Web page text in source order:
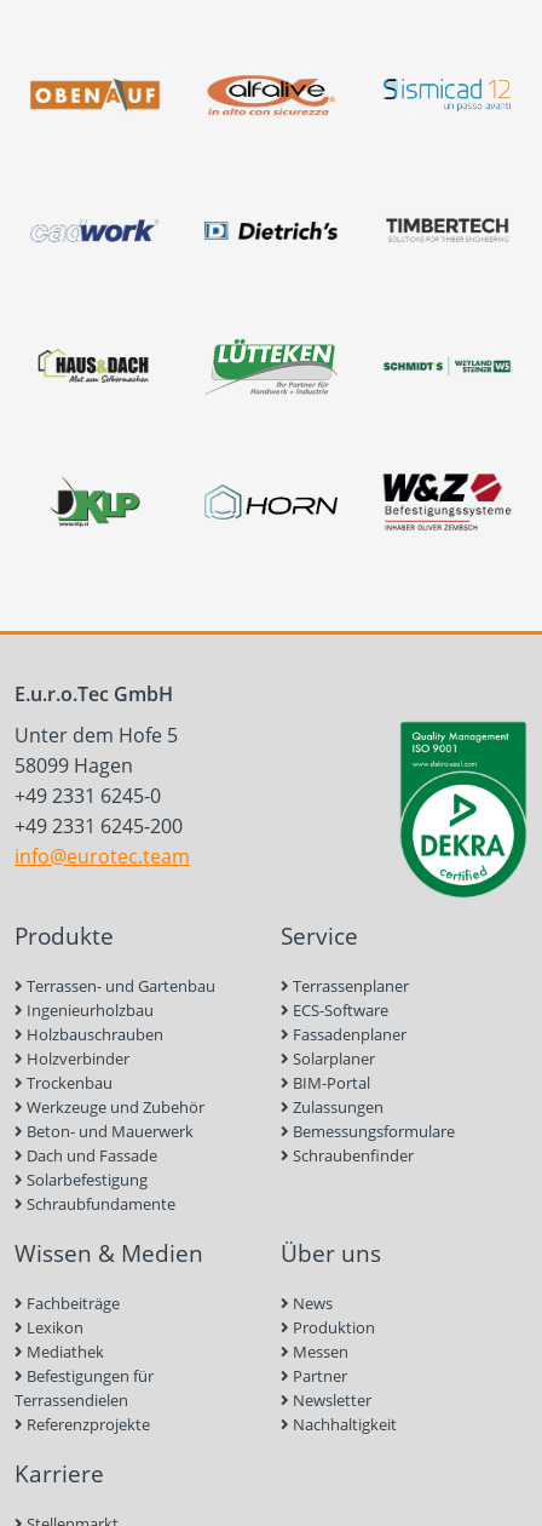
E.u.r.o.Tec GmbH
Unter dem Hofe 5
58099 Hagen
+49 2331 6245-0
+49 2331 6245-200
info@eurotec.team
Produkte
Terrassen- und Gartenbau
Ingenieurholzbau
Holzbauschrauben
Holzverbinder
Trockenbau
Werkzeuge und Zubehör
Beton- und Mauerwerk
Dach und Fassade
Solarbefestigung
Schraubfundamente
Service
Terrassenplaner
ECS-Software
Fassadenplaner
Solarplaner
BIM-Portal
Zulassungen
Bemessungsformulare
Schraubenfinder
Wissen & Medien
Fachbeiträge
Lexikon
Mediathek
Befestigungen für
Terrassendielen
Referenzprojekte
Über uns
News
Produktion
Messen
Partner
Newsletter
Nachhaltigkeit
Karriere